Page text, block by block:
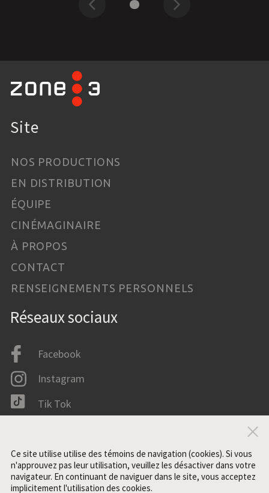
Précédent Suivant
Site
NOS PRODUCTIONS
EN DISTRIBUTION
ÉQUIPE
CINÉMAGINAIRE
À PROPOS
CONTACT
RENSEIGNEMENTS PERSONNELS
Réseaux sociaux
Facebook
Instagram
Tik Tok
IMDB
Ce site utilise utilise des témoins de navigation (cookies). Si vous
n'approuvez pas leur utilisation, veuillez les désactiver dans votre
navigateur. En continuant de naviguer dans le site, vous acceptez
implicitement l'utilisation des cookies.